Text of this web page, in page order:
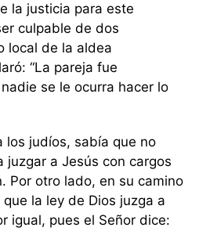
la justicia para este
culpable de dos
local de la aldea
“La pareja fue
se le ocurra hacer lo
los judíos, sabía que no
a Jesús con cargos
Por otro lado, en su camino
la ley de Dios juzga a
igual, pues el Señor dice: